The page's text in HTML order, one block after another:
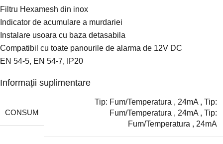
Filtru Hexamesh din inox
Indicator de acumulare a murdariei
Instalare usoara cu baza detasabila
Compatibil cu toate panourile de alarma de 12V DC
EN 54-5, EN 54-7, IP20
Informații suplimentare
CONSUM
Tip: Fum/Temperatura , 24mA , Tip:
Fum/Temperatura , 24mA , Tip:
Fum/Temperatura , 24mA